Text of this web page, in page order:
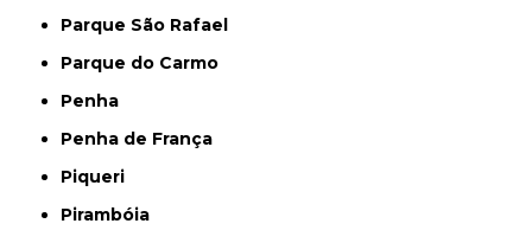
Parque São Rafael
Parque do Carmo
Penha
Penha de França
Piqueri
Pirambóia